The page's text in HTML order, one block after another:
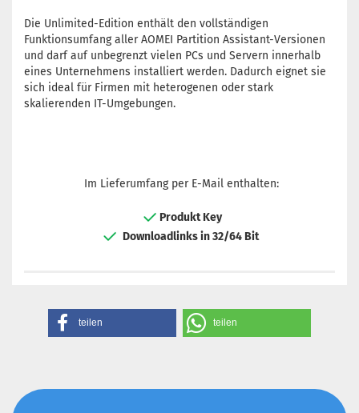
Die Unlimited-Edition enthält den vollständigen
Funktionsumfang aller AOMEI Partition Assistant-Versionen
und darf auf unbegrenzt vielen PCs und Servern innerhalb
eines Unternehmens installiert werden. Dadurch eignet sie
sich ideal für Firmen mit heterogenen oder stark
skalierenden IT-Umgebungen.
Im Lieferumfang per E-Mail enthalten:
Produkt Key
Downloadlinks in 32/64 Bit
teilen teilen